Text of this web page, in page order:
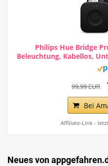
Philips Hue Bridge
Beleuchtung, Kabellos,
99,99 EUR
Bei
Affiliate-Link -
Neues von